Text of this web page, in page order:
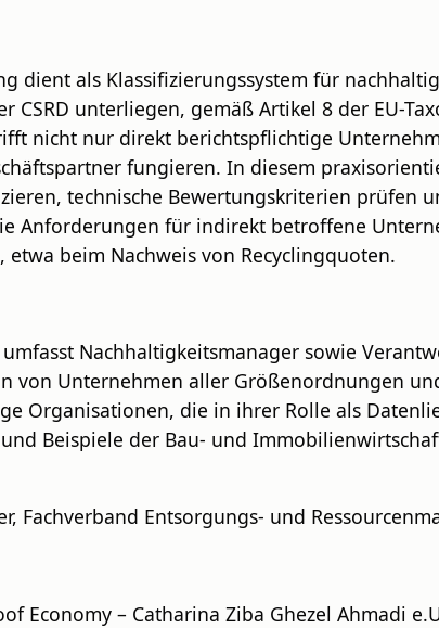
dient als Klassifizierungssystem für
CSRD unterliegen, gemäß Artikel 8 der EU-
nicht nur direkt berichtspflichtige
fungieren. In diesem
technische Bewertungskriterien prüfen
Anforderungen für indirekt betroffene
beim Nachweis von Recyclingquoten.
Nachhaltigkeitsmanager sowie
von Unternehmen aller Größenordnungen
Organisationen, die in ihrer Rolle als
Beispiele der Bau- und
Fachverband Entsorgungs- und
Economy – Catharina Ziba Ghezel Ahmadi